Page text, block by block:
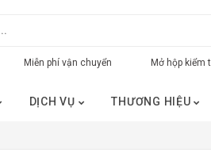
Miễn phí vận chuyển Mở hộp kiểm
DỊCH VỤ THƯƠNG HIỆU